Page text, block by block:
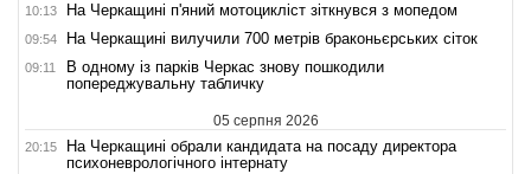
10:13 На Черкащині п'яний мотоцикліст зіткнувся з мопедом
09:54 На Черкащині вилучили 700 метрів браконьєрських сіток
09:11
В одному із парків Черкас знову пошкодили
попереджувальну табличку
05 серпня 2026
20:15
На Черкащині обрали кандидата на посаду директора
психоневрологічного інтернату